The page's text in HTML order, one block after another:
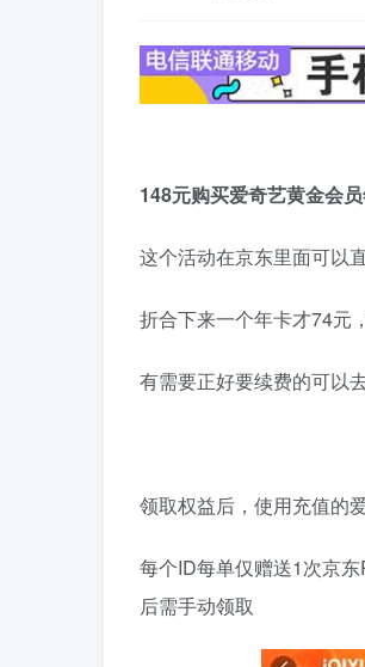
148元购买爱奇艺黄金会
这个活动在京东里面可以
折合下来一个年卡才74元
有需要正好要续费的可以
领取权益后，使用充值的
每个ID每单仅赠送1次京
后需手动领取